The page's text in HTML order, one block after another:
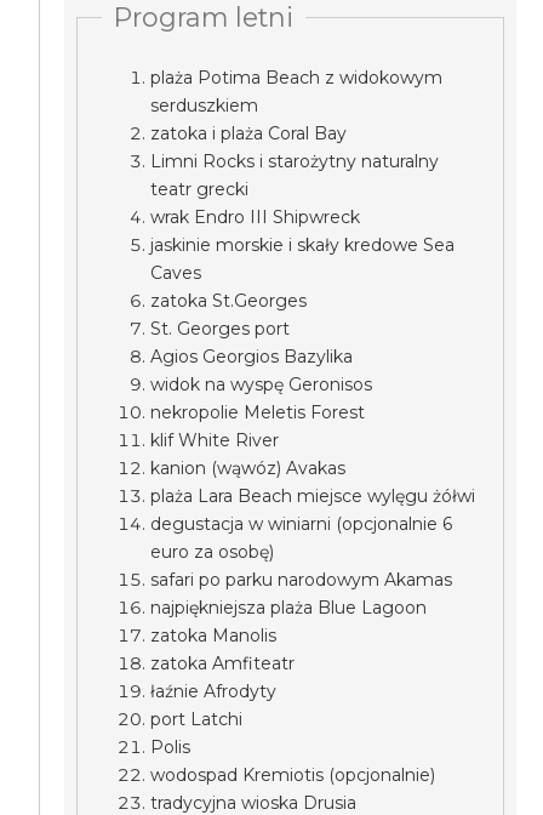
Program letni
plaża Potima Beach z widokowym
serduszkiem
zatoka i plaża Coral Bay
Limni Rocks i starożytny naturalny
teatr grecki
wrak Endro III Shipwreck
jaskinie morskie i skały kredowe Sea
Caves
zatoka St.Georges
St. Georges port
Agios Georgios Bazylika
widok na wyspę Geronisos
nekropolie Meletis Forest
klif White River
kanion (wąwóz) Avakas
plaża Lara Beach miejsce wylęgu żółwi
degustacja w winiarni (opcjonalnie 6
euro za osobę)
safari po parku narodowym Akamas
najpiękniejsza plaża Blue Lagoon
zatoka Manolis
zatoka Amfiteatr
łaźnie Afrodyty
port Latchi
Polis
wodospad Kremiotis (opcjonalnie)
tradycyjna wioska Drusia